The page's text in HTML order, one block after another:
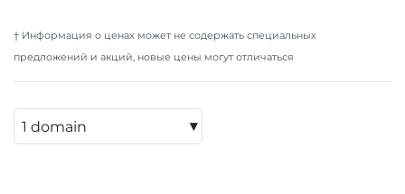
† Информация о ценах может не содержать специальных
предложений и акций, новые цены могут отличаться
▾